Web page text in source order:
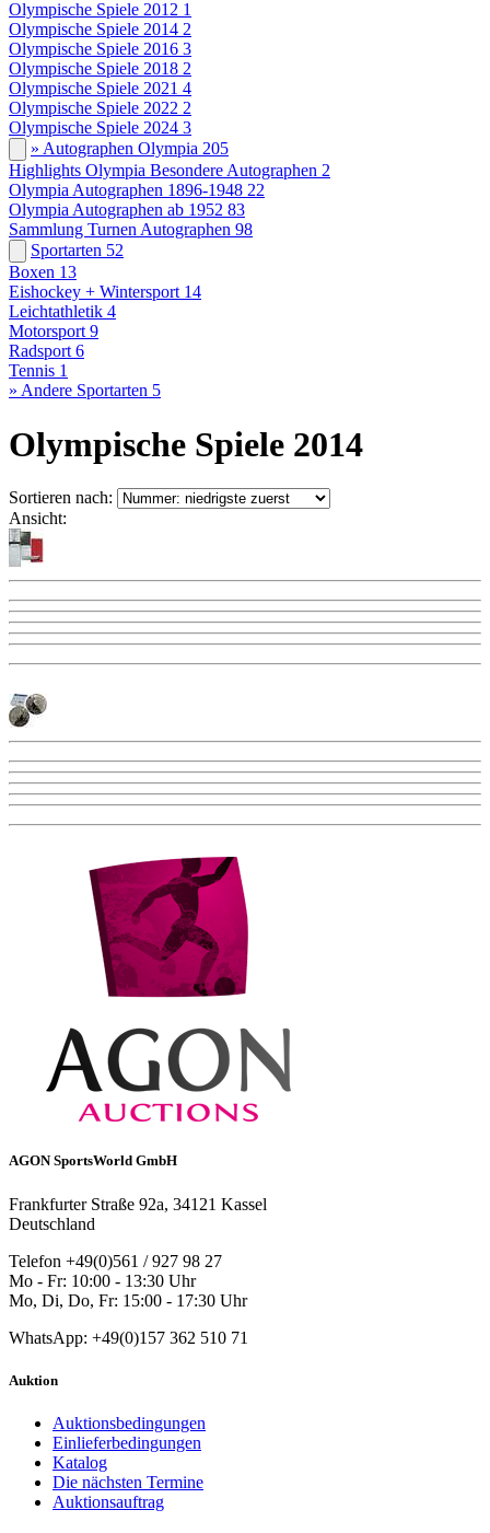
Olympische Spiele 2012 1
Olympische Spiele 2014 2
Olympische Spiele 2016 3
Olympische Spiele 2018 2
Olympische Spiele 2021 4
Olympische Spiele 2022 2
Olympische Spiele 2024 3
» Autographen Olympia 205
Highlights Olympia Besondere Autographen 2
Olympia Autographen 1896-1948 22
Olympia Autographen ab 1952 83
Sammlung Turnen Autographen 98
Sportarten 52
Boxen 13
Eishockey + Wintersport 14
Leichtathletik 4
Motorsport 9
Radsport 6
Tennis 1
» Andere Sportarten 5
Olympische Spiele 2014
Sortieren nach:
Ansicht:
AGON SportsWorld GmbH
Frankfurter Straße 92a, 34121 Kassel
Deutschland
Telefon +49(0)561 / 927 98 27
Mo - Fr: 10:00 - 13:30 Uhr
Mo, Di, Do, Fr: 15:00 - 17:30 Uhr
WhatsApp: +49(0)157 362 510 71
Auktion
Auktionsbedingungen
Einlieferbedingungen
Katalog
Die nächsten Termine
Auktionsauftrag